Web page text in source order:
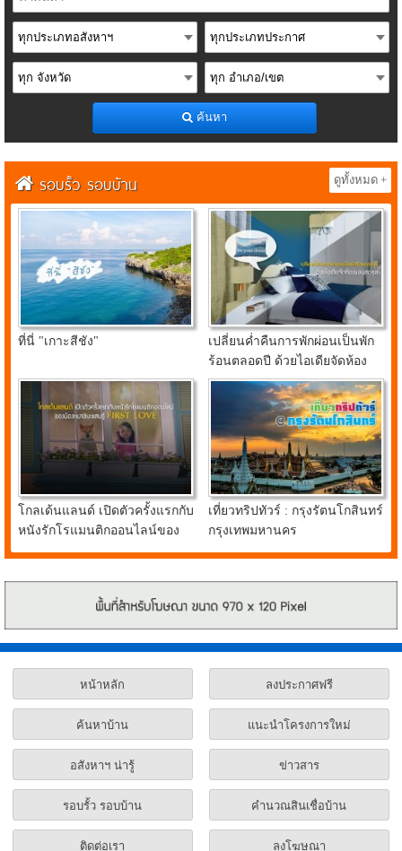
ค้นหา
รอบรั้ว รอบบ้าน ดูทั้งหมด +
ที่นี่ "เกาะสีชัง"
เปลี่ยนค่ำคืนการพักผ่อนเป็นพัก
ร้อนตลอดปี ด้วยไอเดียจัดห้อง
นอนสุดคูลจาก อินเด็กซ์ ลิฟวิ่ง
โกลเด้นแลนด์ เปิดตัวครั้งแรกกับ
หนังรักโรแมนติกออนไลน์ของ
น้องหมาชิบะแสนรู้ FIRST
เที่ยวทริปทัวร์ : กรุงรัตนโกสินทร์
กรุงเทพมหานคร
หน้าหลัก ลงประกาศฟรี
ค้นหาบ้าน แนะนำโครงการใหม่
อสังหาฯ น่ารู้ ข่าวสาร
รอบรั้ว รอบบ้าน คำนวณสินเชื่อบ้าน
ติดต่อเรา ลงโฆษณา